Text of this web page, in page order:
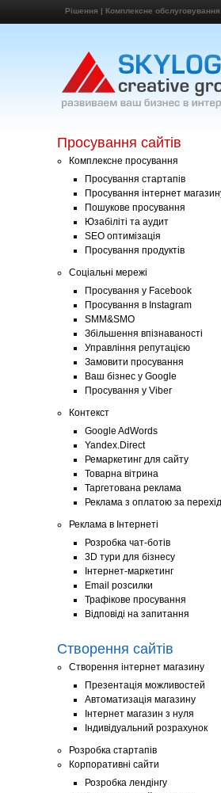
Рішення | Комплексне обслуговування
Просування сайтів
Комплексне просування
Просування стартапів
Просування інтернет
Пошукове просування
Юзабіліті та аудит
SEO оптимізація
Просування продуктів
Соціальні мережі
Просування у Facebook
Просування в Instagram
SMM&SMO
Збільшення впізнаваності
Управління репутацією
Замовити просування
Ваш бізнес у Google
Просування у Viber
Контекст
Google AdWords
Yandex.Direct
Ремаркетинг для сайту
Товарна вітрина
Таргетована реклама
Реклама з оплатою за перехід
Реклама в Інтернеті
Розробка чат-ботів
3D тури для бізнесу
Інтернет-маркетинг
Email розсилки
Трафікове просування
Відповіді на запитання
Створення сайтів
Створення інтернет магазину
Презентація можливостей
Автоматизація магазину
Інтернет магазин з нуля
Індивідуальний розрахунок
Розробка стартапів
Корпоративні сайти
Розробка лендінгу